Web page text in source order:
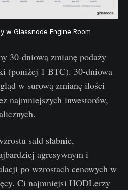
w Glassnode Engine Room
30-dniową zmianę podaży
(poniżej 1 BTC). 30-dniowa
w surową zmianę ilości
najmniejszych inwestorów,
sald słabnie,
agresywnym i
po wzrostach cenowych w
Ci najmniejsi HODLerzy